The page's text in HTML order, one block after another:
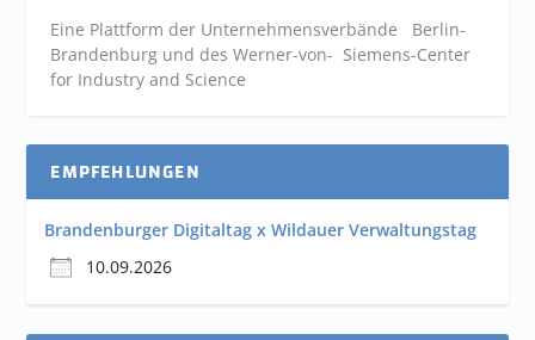
Eine Plattform der Unternehmensverbände Berlin-
Brandenburg und des Werner-von- Siemens-Center
for Industry and Science
EMPFEHLUNGEN
Brandenburger Digitaltag x Wildauer Verwaltungstag
10.09.2026